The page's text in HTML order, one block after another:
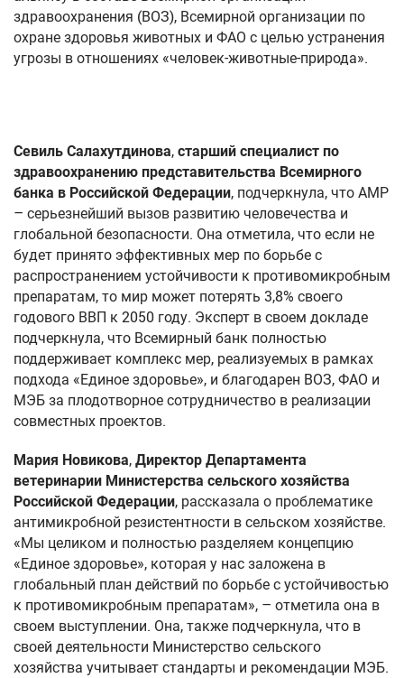
здравоохранения (ВОЗ), Всемирной организации по
охране здоровья животных и ФАО с целью устранения
угрозы в отношениях «человек-животные-природа».
Севиль Салахутдинова,старший специалист по
здравоохранению представительства Всемирного
банка в Российской Федерации, подчеркнула, что АМР
– серьезнейший вызов развитию человечества и
глобальной безопасности. Она отметила, что если не
будет принято эффективных мер по борьбе с
распространением устойчивости к противомикробным
препаратам, то мир может потерять 3,8% своего
годового ВВП к 2050 году. Эксперт в своем докладе
подчеркнула, что Всемирный банк полностью
поддерживает комплекс мер, реализуемых в рамках
подхода «Единое здоровье», и благодарен ВОЗ, ФАО и
МЭБ за плодотворное сотрудничество в реализации
совместных проектов.
Мария Новикова,Директор Департамента
ветеринарии Министерства сельского хозяйства
Российской Федерации, рассказала о проблематике
антимикробной резистентности в сельском хозяйстве.
«Мы целиком и полностью разделяем концепцию
«Единое здоровье», которая у нас заложена в
глобальный план действий по борьбе с устойчивостью
к противомикробным препаратам», – отметила она в
своем выступлении. Она, также подчеркнула, что в
своей деятельности Министерство сельского
хозяйства учитывает стандарты и рекомендации МЭБ.